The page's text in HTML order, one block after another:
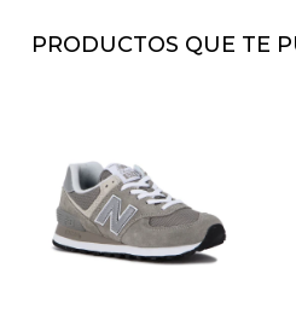
PRODUCTOS QUE TE